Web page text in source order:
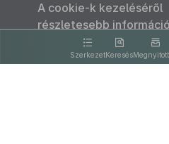
SzerkezetKeresés
A cookie-k kezeléséről
részletesebb
kattintva olvashat.